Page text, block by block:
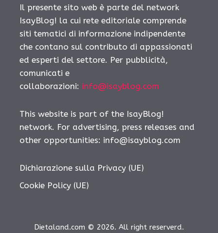
Il presente sito web è parte del network
IsayBlog! la cui rete editoriale comprende
siti tematici di informazione indipendente
che contano sul contributo di appassionati
ed esperti del settore. Per pubblicità,
comunicati e
collaborazioni: info@isayblog.com
This website is part of the IsayBlog!
network. For advertising, press releases and
other opportunities: info@isayblog.com
Dichiarazione sulla Privacy (UE)
Cookie Policy (UE)
Dietaland.com © 2026. All right reserverd.